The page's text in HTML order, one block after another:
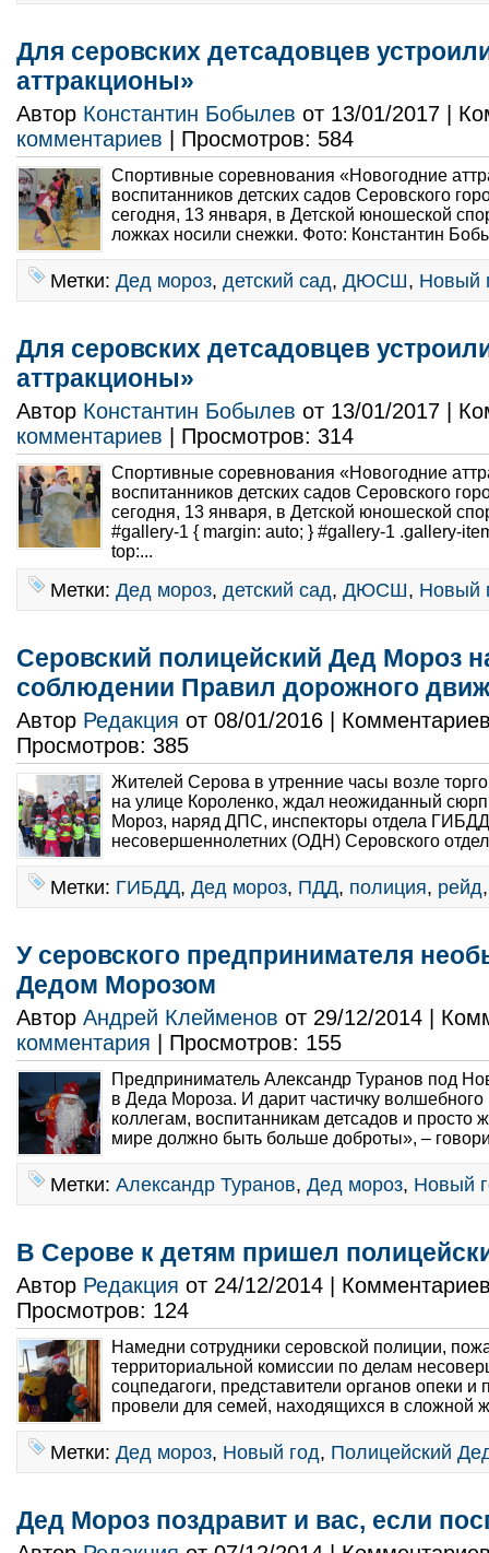
Для серовских детсадовцев
аттракционы»
Автор Константин Бобылев от 13/01/2017 |
комментариев | Просмотров: 584
Спортивные соревнования «Новогодние
воспитанников детских садов Серовского
сегодня, 13 января, в Детской юношеской
ложках носили снежки. Фото: Константин
Метки: Дед мороз, детский сад, ДЮСШ, Новый
Для серовских детсадовцев
аттракционы»
Автор Константин Бобылев от 13/01/2017 |
комментариев | Просмотров: 314
Спортивные соревнования «Новогодние
воспитанников детских садов Серовского
сегодня, 13 января, в Детской юношеской
#gallery-1 { margin: auto; } #gallery-1 .gallery-
top:...
Метки: Дед мороз, детский сад, ДЮСШ, Новый
Серовский полицейский Дед Мороз
соблюдении Правил дорожного
Автор Редакция от 08/01/2016 |
Просмотров: 385
Жителей Серова в утренние часы возле
на улице Короленко, ждал неожиданный
Мороз, наряд ДПС, инспекторы отдела
несовершеннолетних (ОДН) Серовского
Метки: ГИБДД, Дед мороз, ПДД, полиция, рейд
У серовского предпринимателя
Дедом Морозом
Автор Андрей Клейменов от 29/12/2014 |
комментария | Просмотров: 155
Предприниматель Александр Туранов под
в Деда Мороза. И дарит частичку волшебного
коллегам, воспитанникам детсадов и просто
мире должно быть больше доброты», –
Метки: Александр Туранов, Дед мороз, Новый
В Серове к детям пришел
Автор Редакция от 24/12/2014 |
Просмотров: 124
Намедни сотрудники серовской полиции,
территориальной комиссии по делам
соцпедагоги, представители органов опеки и
провели для семей, находящихся в сложной
Метки: Дед мороз, Новый год, Полицейский
Дед Мороз поздравит и вас, если